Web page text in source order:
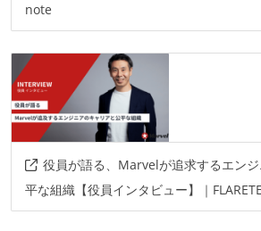
note
役員が語る、Marvelが追求するエン
平な組織【役員インタビュー】｜